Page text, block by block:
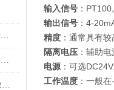
浅谈智能照明控制系统在电气节能设计中的应用
浅谈无线测温技术在炉炉壳温度检测中的应用
浅谈基于DIALux evo软件仿真的疏散照明设计研究与应用
输入信号 ：PT100
输出信号 ：4-
精度 ：通常具有
隔离电压 ：辅助
电源 ：可选
工作温度 ：一般